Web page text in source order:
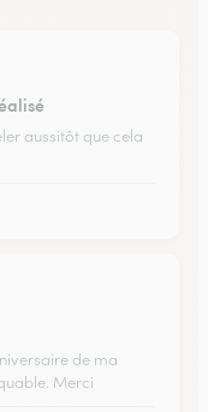
aussitôt que cela
de ma
Merci